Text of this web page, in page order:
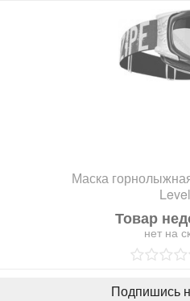
Маска
Товар
нет на
Подпишись